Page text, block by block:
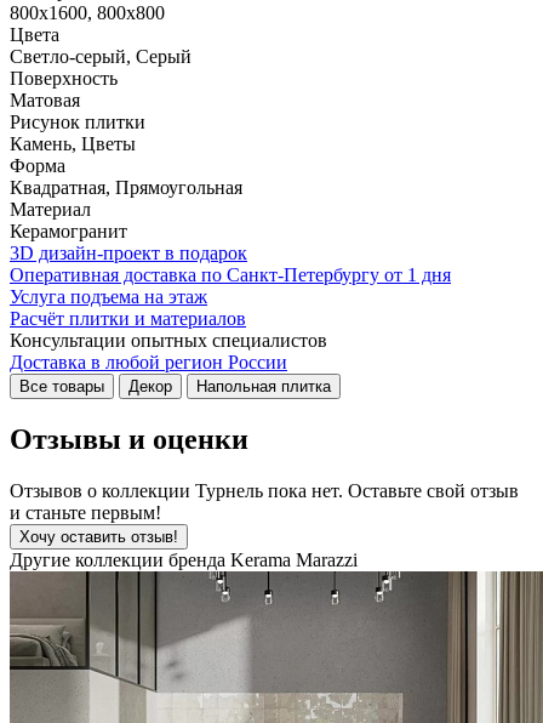
800x1600, 800x800
Цвета
Светло-серый, Серый
Поверхность
Матовая
Рисунок плитки
Камень, Цветы
Форма
Квадратная, Прямоугольная
Материал
Керамогранит
3D дизайн-проект в подарок
Оперативная доставка по Санкт-Петербургу от 1 дня
Услуга подъема на этаж
Расчёт плитки и материалов
Консультации опытных специалистов
Доставка в любой регион России
Все товары Декор Напольная плитка
Отзывы и оценки
Отзывов о коллекции Турнель пока нет. Оставьте свой отзыв
и станьте первым!
Хочу оставить отзыв!
Другие коллекции бренда Kerama Marazzi